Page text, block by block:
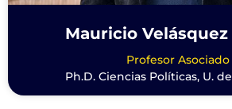
Mauricio Velásquez
Profesor Asociado
Ph.D. Ciencias Políticas, U.